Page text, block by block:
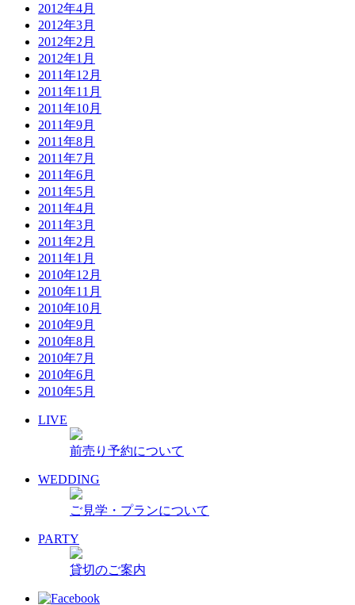
2012年4月
2012年3月
2012年2月
2012年1月
2011年12月
2011年11月
2011年10月
2011年9月
2011年8月
2011年7月
2011年6月
2011年5月
2011年4月
2011年3月
2011年2月
2011年1月
2010年12月
2010年11月
2010年10月
2010年9月
2010年8月
2010年7月
2010年6月
2010年5月
LIVE
前売り予約について
WEDDING
ご見学・プランについて
PARTY
貸切のご案内